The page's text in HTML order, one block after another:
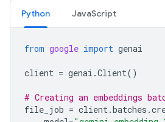
Python JavaScript
from google import genai
client = genai .Client()
# Creating an embeddings
file_job = client.batches .